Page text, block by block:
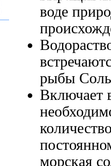
воде
рыбы
Включает
морская